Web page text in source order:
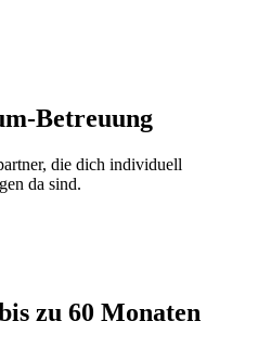
Betreuung
die dich individuell
da sind.
zu 60 Monaten